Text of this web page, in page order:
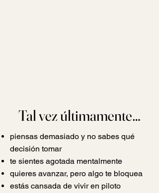
Tal vez últimamente…
piensas demasiado y no sabes qué
decisión tomar
te sientes agotada mentalmente
quieres avanzar, pero algo te bloquea
estás cansada de vivir en piloto